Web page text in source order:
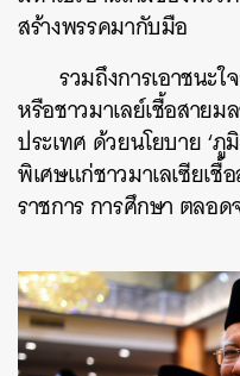
สร้างพรรคมากับมือ
รวมถึงการเอาชนะ
หรือชาวมาเลย์เชื้อสาย
ประเทศ ด้วยนโยบาย ‘
พิเศษแก่ชาวมาเลเซียเชื้
ราชการ การศึกษา ตลอ
SHARE